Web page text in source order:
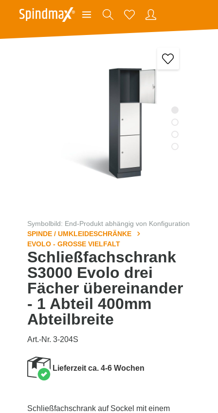
Symbolbild: End-Produkt abhängig von Konfiguration
SPINDE / UMKLEIDESCHRÄNKE
EVOLO - GROSSE VIELFALT
Schließfachschrank
S3000 Evolo drei
Fächer übereinander
- 1 Abteil 400mm
Abteilbreite
Art.-Nr. 3-204S
Lieferzeit ca. 4-6 Wochen
Schließfachschrank auf Sockel mit einem